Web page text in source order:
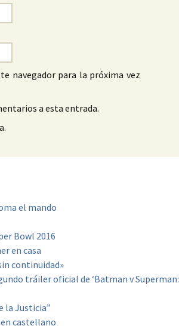
navegador para la próxima vez
a esta entrada.
el mando
Bowl 2016
en casa
continuidad»
tráiler oficial de ‘Batman v Superman:
la Justicia”
en castellano